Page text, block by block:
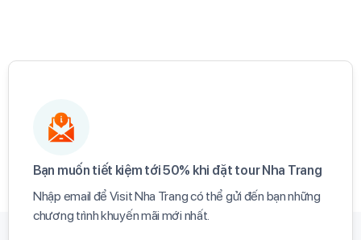
Bạn muốn tiết kiệm tới 50% khi đặt tour Nha Trang​
Nhập email để Visit Nha Trang có thể gửi đến bạn những
chương trình khuyến mãi mới nhất.​